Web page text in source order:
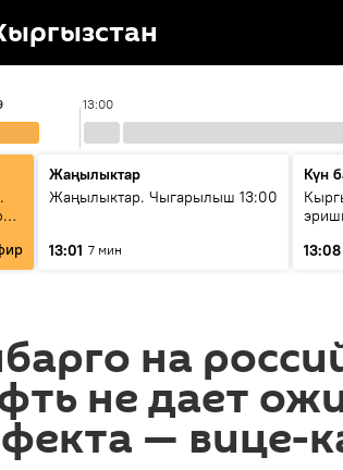
13:00
Жаңылыктар
Жаңылыктар. Чыгарылыш 13:00
13:01 7 мин
Күн
13:08
на
не дает
— вице-